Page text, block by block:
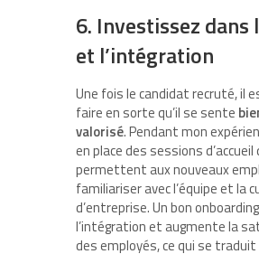
6. Investissez dans
et l’intégration
Une fois le candidat recruté, il
faire en sorte qu’il se sente
valorisé. Pendant mon
en place des sessions d’accueil
permettent aux nouveaux
familiariser avec l’équipe et la
d’entreprise. Un bon
l’intégration et augmente la
des employés, ce qui se traduit